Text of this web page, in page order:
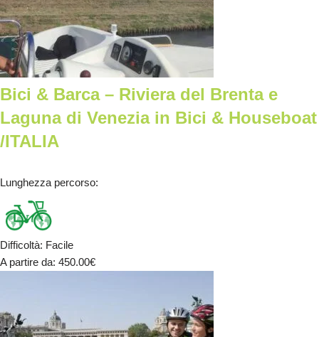
Bici & Barca – Riviera del Brenta e
Laguna di Venezia in Bici & Houseboat
/ITALIA
Lunghezza percorso:
Difficoltà: Facile
A partire da: 450.00€